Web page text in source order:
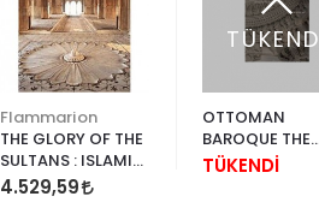
Flammarion
THE GLORY OF THE
SULTANS : ISLAMIC
ARTHITECTURE IN
4.529,59
TÜKENDİ
OTTOMAN
BAROQUE THE
ARCHTEENTH-
TÜKENDİ